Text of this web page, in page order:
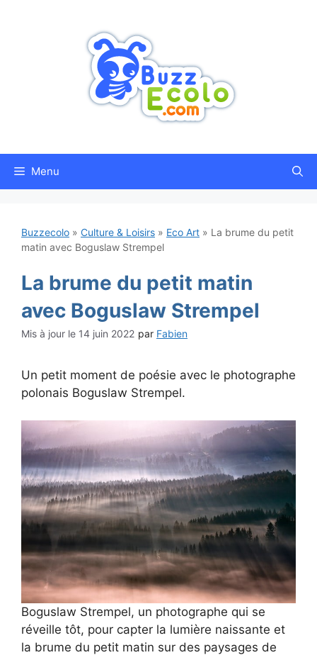
Menu
Buzzecolo » Culture & Loisirs » Eco Art » La brume du petit
matin avec Boguslaw Strempel
La brume du petit matin
avec Boguslaw Strempel
14 juin 2022 par Fabien
Un petit moment de poésie avec le photographe
polonais Boguslaw Strempel.
Boguslaw Strempel, un photographe qui se
réveille tôt, pour capter la lumière naissante et
la brume du petit matin sur des paysages de